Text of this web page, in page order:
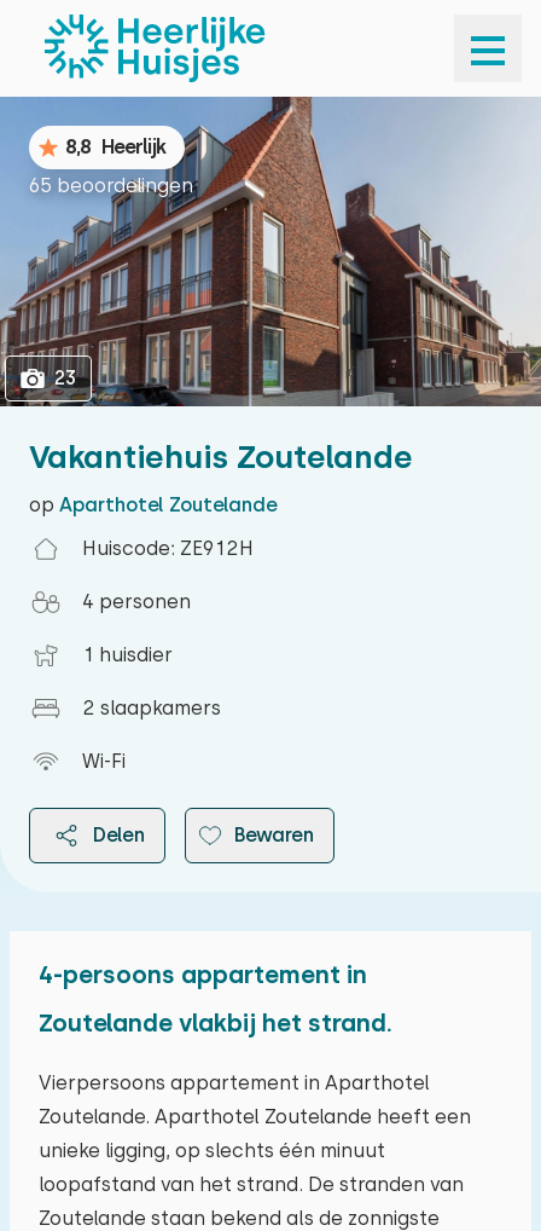
1
Vakantiehuis Zoutelande
op Aparthotel Zoutelande
Huiscode: ZE912H
4 personen
1 huisdier
2 slaapkamers
Wi-Fi
Delen Bewaren
8,8 Heerlijk
65 beoordelingen
23
4-persoons appartement in
Zoutelande vlakbij het strand.
Vierpersoons appartement in Aparthotel
Zoutelande. Aparthotel Zoutelande heeft een
unieke ligging, op slechts één minuut
loopafstand van het strand. De stranden van
Zoutelande staan bekend als de zonnigste
augustus 2026
ma di wo do vr za zo
27 28 29 30 31 01 02